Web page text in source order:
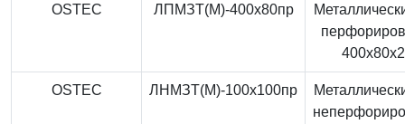
OSTEC ЛПМЗТ(М)-400x80пр
OSTEC ЛНМЗТ(М)-100x100пр